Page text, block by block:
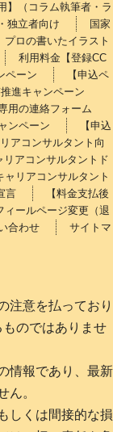
】（コラム執筆者・ラ
独立者向け
国家
プロの書いたイラスト
利用料金【登録CC
ペーン
【申込ペ
進キャンペーン
用の連絡フォーム
ンペーン
【申込
アコンサルタント向
リアコンサルタントド
ャリアコンサルタント
言
【料金支払後
ィールページ変更（退
合わせ
サイトマ
注意を払っており
のではありませ
情報であり、最新
ん。
しくは間接的な損